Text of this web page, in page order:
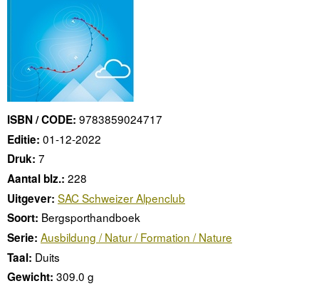
ISBN / CODE: 9783859024717
Editie: 01-12-2022
Druk: 7
Aantal blz.: 228
Uitgever: SAC Schweizer Alpenclub
Soort: Bergsporthandboek
Serie: Ausbildung / Natur / Formation / Nature
Taal: Duits
Gewicht: 309.0 g